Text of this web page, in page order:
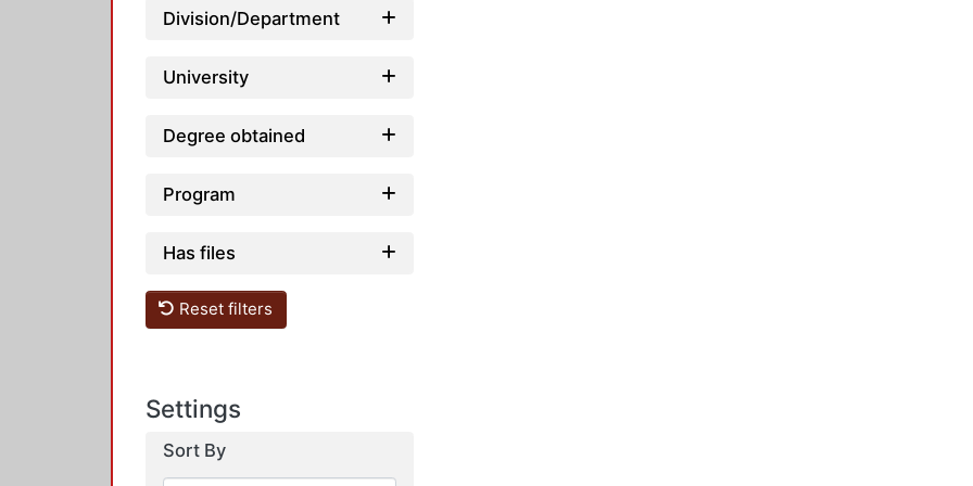
Division/Department
University
Degree obtained
Program
Has files
Reset filters
Settings
Sort By